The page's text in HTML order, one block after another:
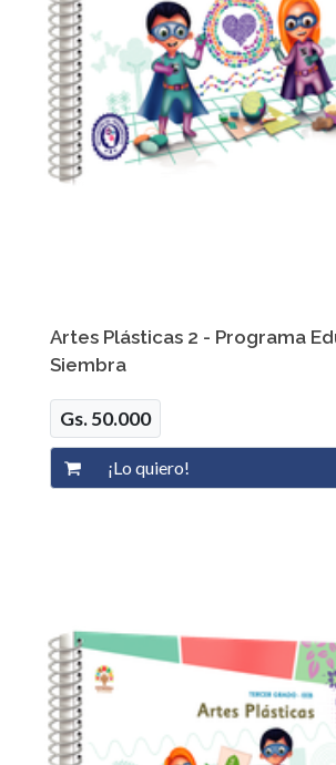
Artes Plásticas 2 - Programa
Siembra
Gs. 50.000